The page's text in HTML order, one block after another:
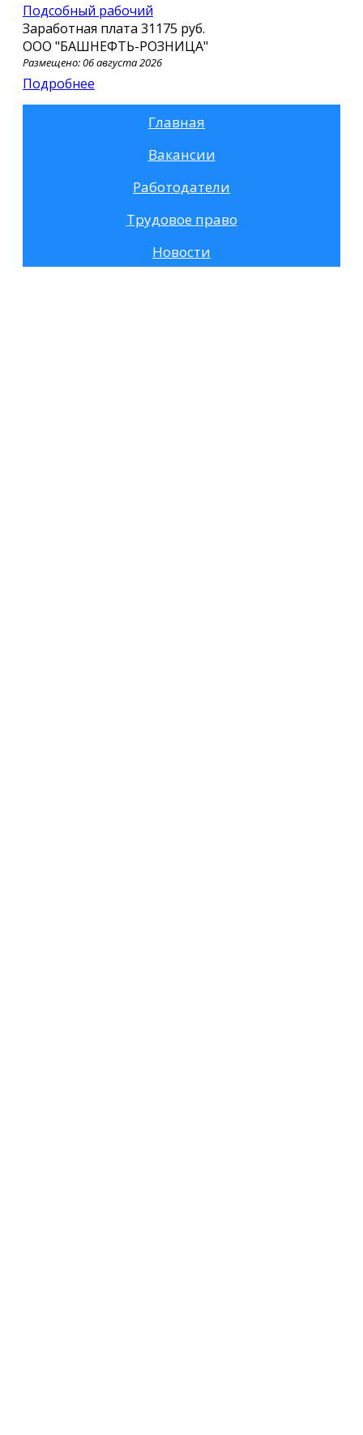
Подсобный рабочий
Заработная плата 31175 руб.
ООО "БАШНЕФТЬ-РОЗНИЦА"
Размещено: 06 августа 2026
Подробнее
Главная
Вакансии
Работодатели
Трудовое право
Новости